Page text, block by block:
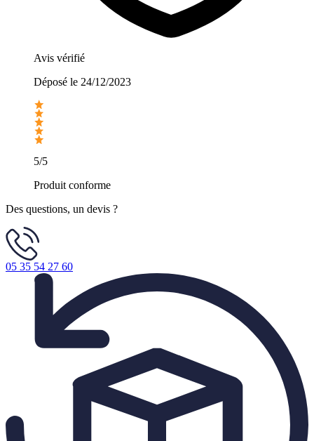
Avis vérifié
Déposé le 24/12/2023
5/5
Produit conforme
Des questions, un devis ?
05 35 54 27 60